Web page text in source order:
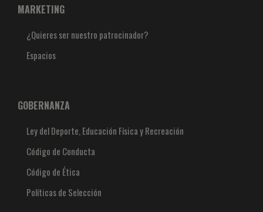
MARKETING
¿Quieres ser nuestro patrocinador?
Espacios
GOBERNANZA
Ley del Deporte, Educación Física y Recreación
Código de Conducta
Código de Ética
Políticas de Selección